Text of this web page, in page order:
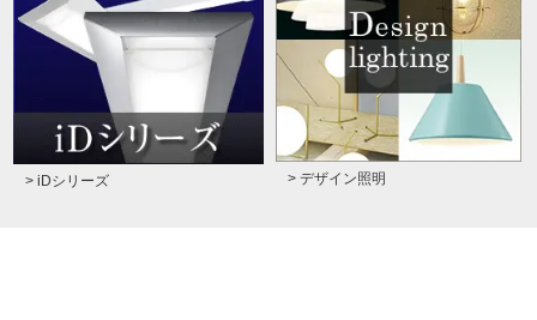
> iDシリーズ > デザイン照明